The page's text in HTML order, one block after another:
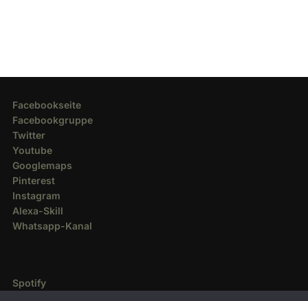
Facebookseite
Facebookgruppe
Twitter
Youtube
Googlemaps
Pinterest
Instagram
Alexa-Skill
Whatsapp-Kanal
Spotify